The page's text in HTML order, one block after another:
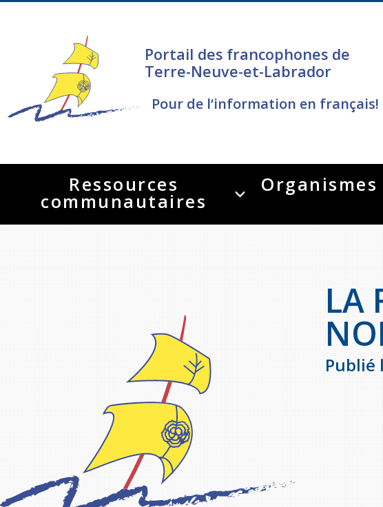
Portail des francophones de
Terre-Neuve-et-Labrador
Pour de l‘information en français!
Ressources
communautaires
Organismes
LA
Publié